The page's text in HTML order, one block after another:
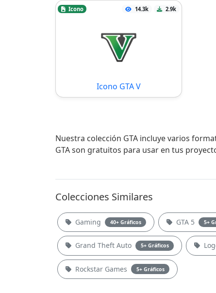
Icono 14.3k 2.9k
Icono GTA V
Nuestra colección GTA incluye varios
GTA son gratuitos para usar en tus
Colecciones Similares
Gaming 40+ Gráficos GTA 5 5+
Grand Theft Auto 5+ Gráficos
Rockstar Games 5+ Gráficos